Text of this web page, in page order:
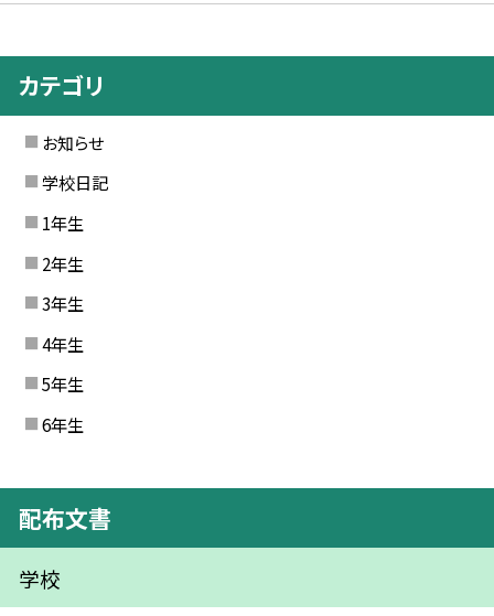
カテゴリ
お知らせ
学校日記
1年生
2年生
3年生
4年生
5年生
6年生
配布文書
学校